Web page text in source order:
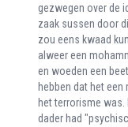
gezwegen over de
zaak sussen door
zou eens kwaad
alweer een
en woeden een
hebben dat het
het terrorisme
dader had